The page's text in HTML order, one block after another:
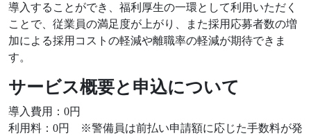
導入することができ、福利厚生の一環として利用いただく
ことで、従業員の満足度が上がり、また採用応募者数の増
加による採用コストの軽減や離職率の軽減が期待できま
す。
サービス概要と申込について
導入費用：0円
利用料：0円 ※警備員は前払い申請額に応じた手数料が発